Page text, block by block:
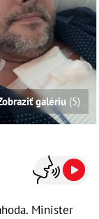
galériu (5)
Minister